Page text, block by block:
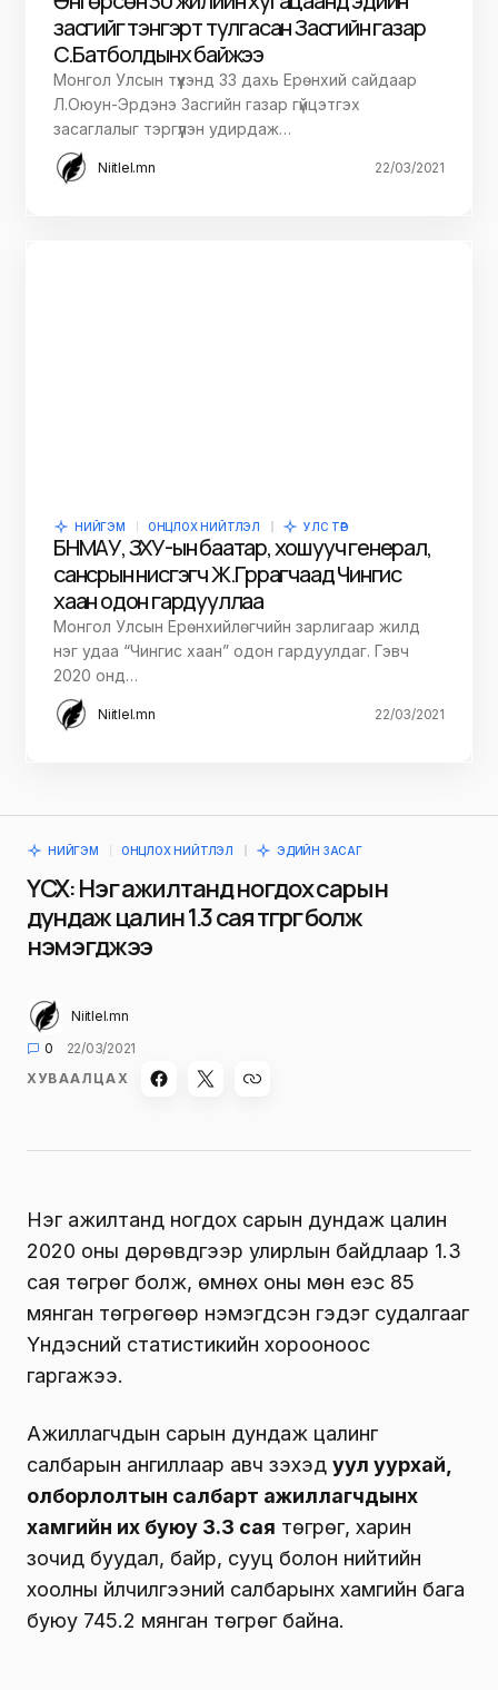
засгийг тэнгэрт тулгасан Засгийн газар
Сү.Батболдынх байжээ
Монгол Улсын түүхэнд 33 дахь Ерөнхий сайдаар
Л.Оюун-Эрдэнэ Засгийн газар гүйцэтгэх
засаглалыг тэргүүлэн удирдаж…
Niitlel.mn 22/03/2021
НИЙГЭМ ОНЦЛОХ НИЙТЛЭЛ УЛС ТӨР
БНМАУ, ЗХУ-ын баатар, хошууч генерал,
сансрын нисгэгч Ж.Гүррагчаад Чингис
хаан одон гардууллаа
Монгол Улсын Ерөнхийлөгчийн зарлигаар жилд
нэг удаа “Чингис хаан” одон гардуулдаг. Гэвч
2020 онд…
Niitlel.mn 22/03/2021
НИЙГЭМ ОНЦЛОХ НИЙТЛЭЛ ЭДИЙН ЗАСАГ
ҮСХ: Нэг ажилтанд ногдох сарын
дундаж цалин 1.3 сая төгрөг болж
нэмэгджээ
Niitlel.mn
0
22/03/2021
ХУВААЛЦАХ
Нэг ажилтанд ногдох сарын дундаж цалин
2020 оны дөрөвдүгээр улирлын байдлаар 1.3
сая төгрөг болж, өмнөх оны мөн үеэс 85
мянган төгрөгөөр нэмэгдсэн гэдэг судалгааг
Үндэсний статистикийн хорооноос
гаргажээ.
Ажиллагчдын сарын дундаж цалинг
салбарын ангиллаар авч үзэхэд уул уурхай,
олборлолтын салбарт ажиллагчдынх
хамгийн их буюу 3.3 сая төгрөг, харин
зочид буудал, байр, сууц болон нийтийн
хоолны үйлчилгээний салбарынх хамгийн бага
буюу 745.2 мянган төгрөг байна.